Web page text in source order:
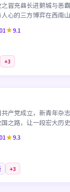
冒充县长进鹅城与恶
心的三方博弈在西南山
9.1
+3
产党成立，新青年杂
之路，让一段宏大历史
9.3
+3